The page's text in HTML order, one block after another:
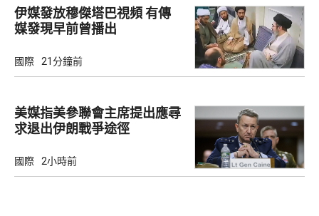
伊媒發放穆傑塔巴視頻 有傳
媒發現早前曾播出
國際 21分鐘前
美媒指美參聯會主席提出應尋
求退出伊朗戰爭途徑
國際 2小時前